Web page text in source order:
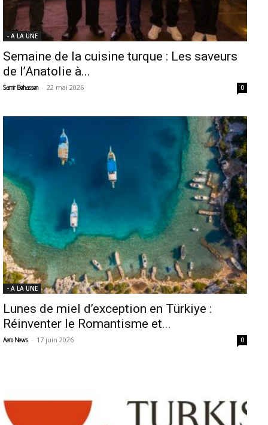
- A LA UNE
Semaine de la cuisine turque : Les saveurs
de l’Anatolie à...
Samir Belhassen - 22 mai 2026 0
- A LA UNE
Lunes de miel d’exception en Türkiye :
Réinventer le Romantisme et...
Aero News - 17 juin 2026 0